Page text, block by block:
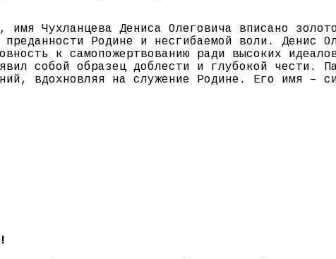
Чухланцева Дениса Олеговича вписано
Родине и несгибаемой воли. Денис
к самопожертвованию ради высоких
собой образец доблести и глубокой чести.
вдохновляя на служение Родине. Его имя –